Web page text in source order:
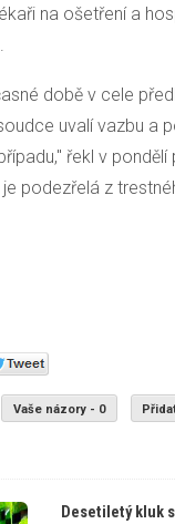
na ošetření a
době v cele
uvalí vazbu a
řekl v pondělí
podezřelá z
Vaše názory - 0
Desetiletý kluk